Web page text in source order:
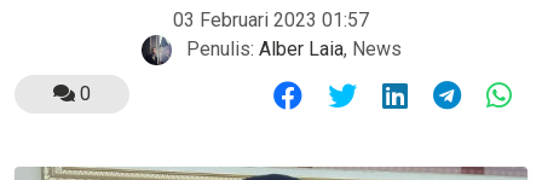
03 Februari 2023 01:57
Penulis: Alber Laia, News
0